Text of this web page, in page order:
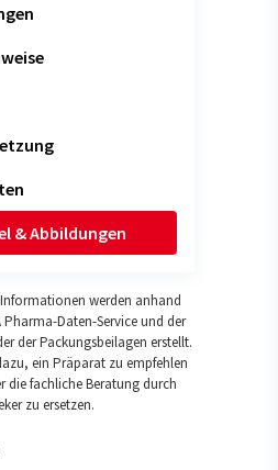
& Abbildungen
werden anhand
Pharma-Daten-Service und der
der Packungsbeilagen erstellt.
ein Präparat zu empfehlen
die fachliche Beratung durch
zu ersetzen.